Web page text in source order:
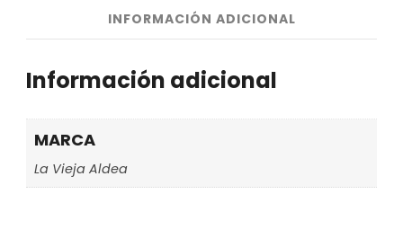
INFORMACIÓN ADICIONAL
Información adicional
MARCA
La Vieja Aldea